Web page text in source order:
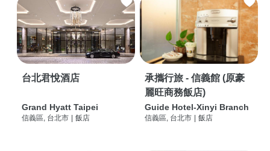
台北君悅酒店
Grand Hyatt Taipei
信義區, 台北市 飯店
承攜行旅 - 信義館 (原豪
麗旺商務飯店)
Guide Hotel-Xinyi Branch
信義區, 台北市 飯店